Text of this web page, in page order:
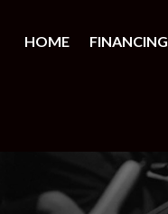
HOME FINANCING